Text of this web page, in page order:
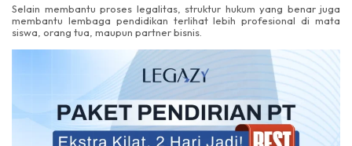
Selain membantu proses legalitas, struktur hukum yang benar juga
membantu lembaga pendidikan terlihat lebih profesional di mata
siswa, orang tua, maupun partner bisnis.